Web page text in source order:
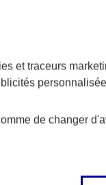
et traceurs
de changer